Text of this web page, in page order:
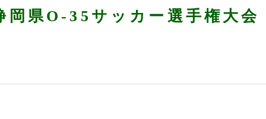
岡県O-35サッカー選手権大